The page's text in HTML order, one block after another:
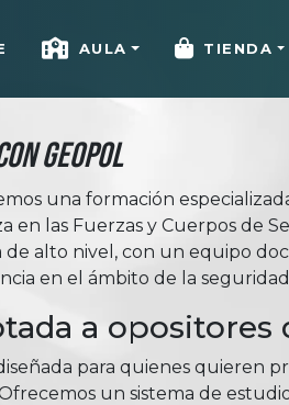
AULA TIENDA
Geopol
una formación
en las Fuerzas y Cuerpos de
alto nivel, con un equipo
en el ámbito de la
a opositores
para quienes quieren
un sistema de